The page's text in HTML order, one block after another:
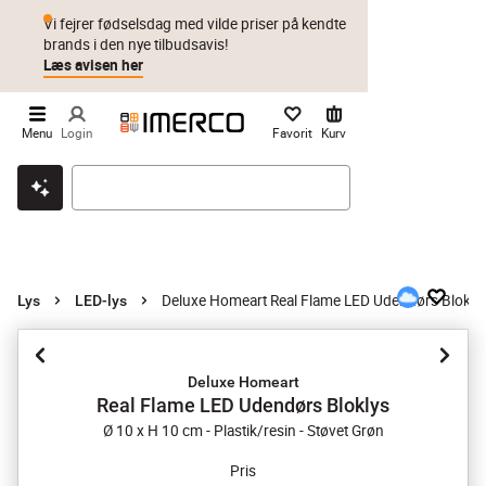
Klik & hent Byt i 1 år Prismatch
Vi fejrer fødselsdag med vilde priser på kendte
brands i den nye tilbudsavis!
Læs avisen her
Menu Login Favorit Kurv
Lys LED-lys Deluxe Homeart Real Flame LED Udendørs
Deluxe Homeart
Real Flame LED Udendørs Bloklys
Ø 10 x H 10 cm - Plastik/resin - Støvet Grøn
Pris